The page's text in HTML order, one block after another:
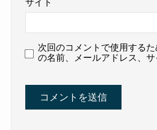
サイト
次回のコメントで使用する
の名前、メールアドレス、サ